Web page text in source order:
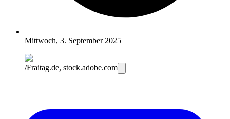
Mittwoch, 3. September 2025
/Fraitag.de, stock.adobe.com